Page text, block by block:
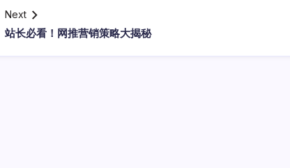
Next
站长必看！网推营销策略大揭秘